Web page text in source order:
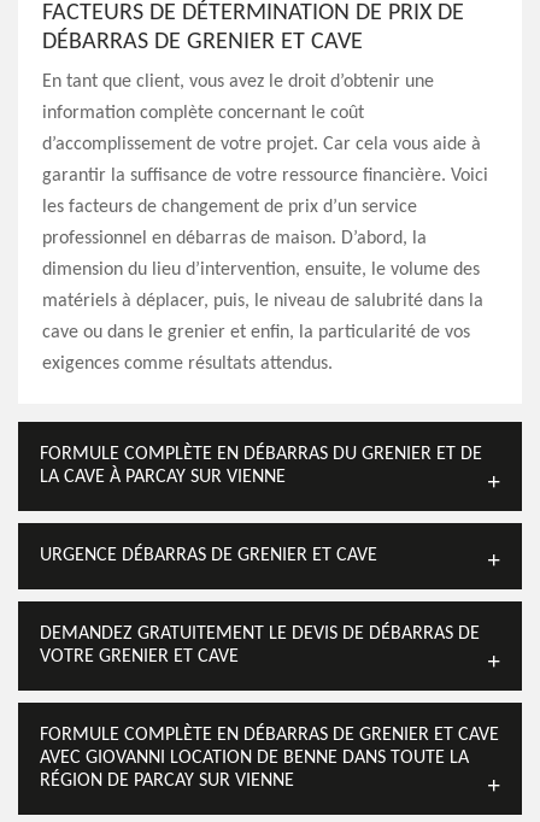
FACTEURS DE DÉTERMINATION DE PRIX DE
DÉBARRAS DE GRENIER ET CAVE
En tant que client, vous avez le droit d’obtenir une
information complète concernant le coût
d’accomplissement de votre projet. Car cela vous aide à
garantir la suffisance de votre ressource financière. Voici
les facteurs de changement de prix d’un service
professionnel en débarras de maison. D’abord, la
dimension du lieu d’intervention, ensuite, le volume des
matériels à déplacer, puis, le niveau de salubrité dans la
cave ou dans le grenier et enfin, la particularité de vos
exigences comme résultats attendus.
FORMULE COMPLÈTE EN DÉBARRAS DU GRENIER ET DE
LA CAVE À PARCAY SUR VIENNE
URGENCE DÉBARRAS DE GRENIER ET CAVE
DEMANDEZ GRATUITEMENT LE DEVIS DE DÉBARRAS DE
VOTRE GRENIER ET CAVE
FORMULE COMPLÈTE EN DÉBARRAS DE GRENIER ET CAVE
AVEC GIOVANNI LOCATION DE BENNE DANS TOUTE LA
RÉGION DE PARCAY SUR VIENNE